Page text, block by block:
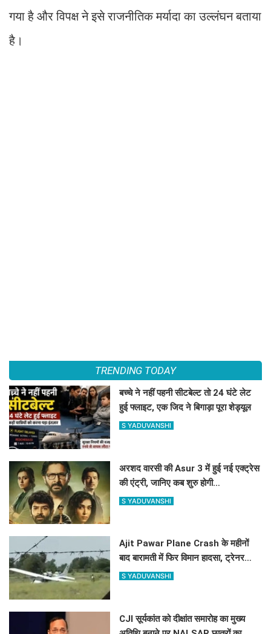
गया है और विपक्ष ने इसे राजनीतिक मर्यादा का उल्लंघन बताया
है।
TRENDING TODAY
बच्चे ने नहीं पहनी सीटबेल्ट तो 24 घंटे लेट
हुई फ्लाइट, एक जिद ने बिगाड़ा पूरा शेड्यूल
S YADUVANSHI
अरशद वारसी की Asur 3 में हुई नई एक्ट्रेस
की एंट्री, जानिए कब शुरु होगी
साइकोलॉजिकल थ्रिलर वेब सिरीज की शूटिंग
S YADUVANSHI
Ajit Pawar Plane Crash के महीनों
बाद बारामती में फिर विमान हादसा, ट्रेनर
एयरक्राफ्ट क्रैश, पायलट सेफ
S YADUVANSHI
CJI सूर्यकांत को दीक्षांत समारोह का मुख्य